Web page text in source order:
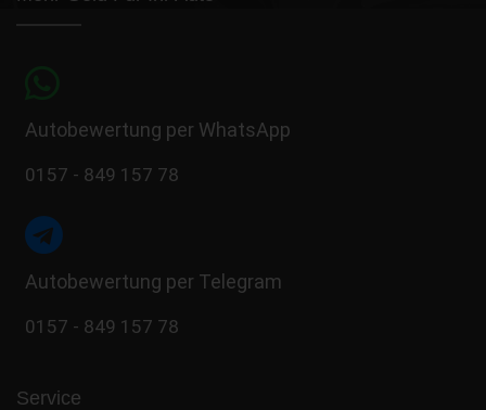
Autobewertung per WhatsApp
0157 - 849 157 78
Autobewertung per Telegram
0157 - 849 157 78
Service